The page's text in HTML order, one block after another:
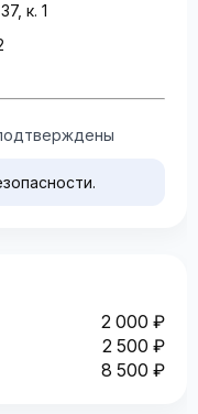
к. 1
2 000 ₽
2 500 ₽
8 500 ₽